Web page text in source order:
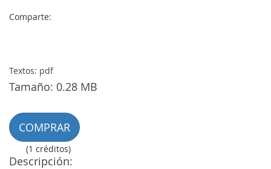
Comparte:
Textos: pdf
Tamaño: 0.28 MB
COMPRAR
(1 créditos)
Descripción: